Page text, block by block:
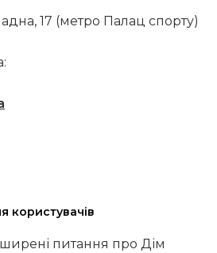
17 (метро Палац спорту)
користувачів
питання про Дім